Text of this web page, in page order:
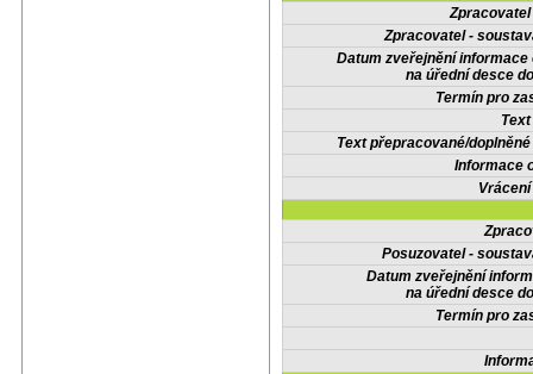
Zpracovatel -
Datum zveřejnění informace
na úřední desce
Termín pro
Text přepracované/
Informace
Posuzovatel -
Datum zveřejnění
na úřední desce
Termín pro